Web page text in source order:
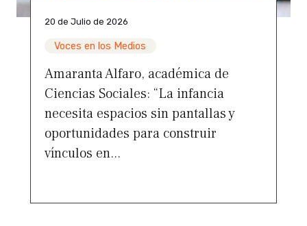
20 de Julio de 2026
Voces en los Medios
Amaranta Alfaro, académica de
Ciencias Sociales: “La infancia
necesita espacios sin pantallas y
oportunidades para construir
vínculos en...